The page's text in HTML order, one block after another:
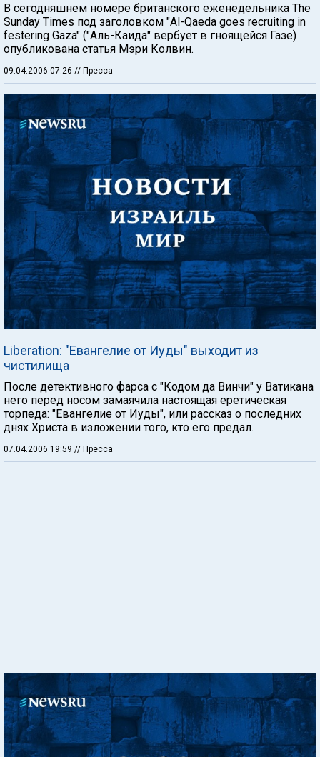
В сегодняшнем номере британского еженедельника The
Sunday Times под заголовком "Al-Qaeda goes recruiting in
festering Gaza" ("Аль-Каида" вербует в гноящейся Газе)
опубликована статья Мэри Колвин.
09.04.2006 07:26 // Пресса
Liberation: "Евангелие от Иуды" выходит из
чистилища
После детективного фарса с "Кодом да Винчи" у Ватикана
него перед носом замаячила настоящая еретическая
торпеда: "Евангелие от Иуды", или рассказ о последних
днях Христа в изложении того, кто его предал.
07.04.2006 19:59 // Пресса